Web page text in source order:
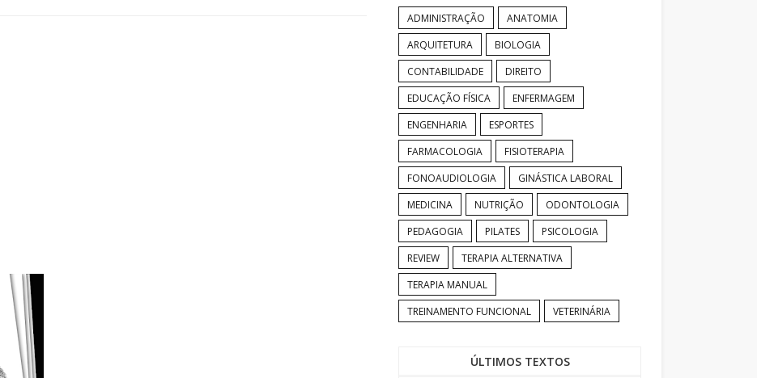
ADMINISTRAÇÃO
ANATOMIA
ARQUITETURA
BIOLOGIA
CONTABILIDADE
DIREITO
EDUCAÇÃO FÍSICA
ENFERMAGEM
ENGENHARIA
ESPORTES
FARMACOLOGIA
FISIOTERAPIA
FONOAUDIOLOGIA
GINÁSTICA LABORAL
MEDICINA
NUTRIÇÃO
ODONTOLOGIA
PEDAGOGIA
PILATES
PSICOLOGIA
REVIEW
TERAPIA ALTERNATIVA
TERAPIA MANUAL
TREINAMENTO FUNCIONAL
VETERINÁRIA
ÚLTIMOS TEXTOS